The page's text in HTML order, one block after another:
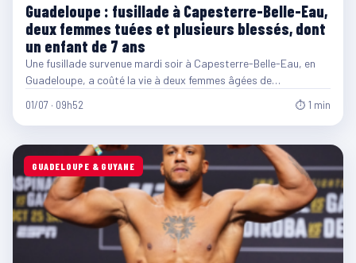
Guadeloupe : fusillade à Capesterre-Belle-Eau,
deux femmes tuées et plusieurs blessés, dont
un enfant de 7 ans
Une fusillade survenue mardi soir à Capesterre-Belle-Eau, en
Guadeloupe, a coûté la vie à deux femmes âgées de…
01/07 · 09h52 ⏱ 1 min
GUADELOUPE & GUYANE